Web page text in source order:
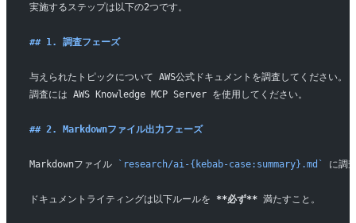
実施するステップは以下の2つです。
## 1. 調査フェーズ
与えられたトピックについて AWS公式ドキュメントを調査してください。
調査には AWS Knowledge MCP Server を使用してください。
## 2. Markdownファイル出力フェーズ
Markdownファイル `research/ai-{kebab-case:summary}.md` に調
ドキュメントライティングは以下ルールを **必ず** 満たすこと。